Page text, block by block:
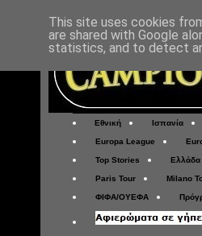
Εθνική Ισπανία
Europa League
Top Stories Ελλάδα
Paris Tour Milano
ΦΙΦΑ/ΟΥΕΦΑ
This site uses cookies
are shared with Google
statistics, and to detect